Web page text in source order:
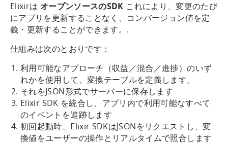
Elixirは オープンソースのSDK これにより、変更のたび
にアプリを更新することなく、コンバージョン値を定
義・更新することができます。.
仕組みは次のとおりです：
利用可能なアプローチ（収益／混合／進捗）のいず
れかを使用して、変換テーブルを定義します。
それをJSON形式でサーバーに保存します
Elixir SDK を統合し、アプリ内で利用可能なすべて
のイベントを追跡します
初回起動時、Elixir SDKはJSONをリクエストし、変
換値をユーザーの操作とリアルタイムで照合します